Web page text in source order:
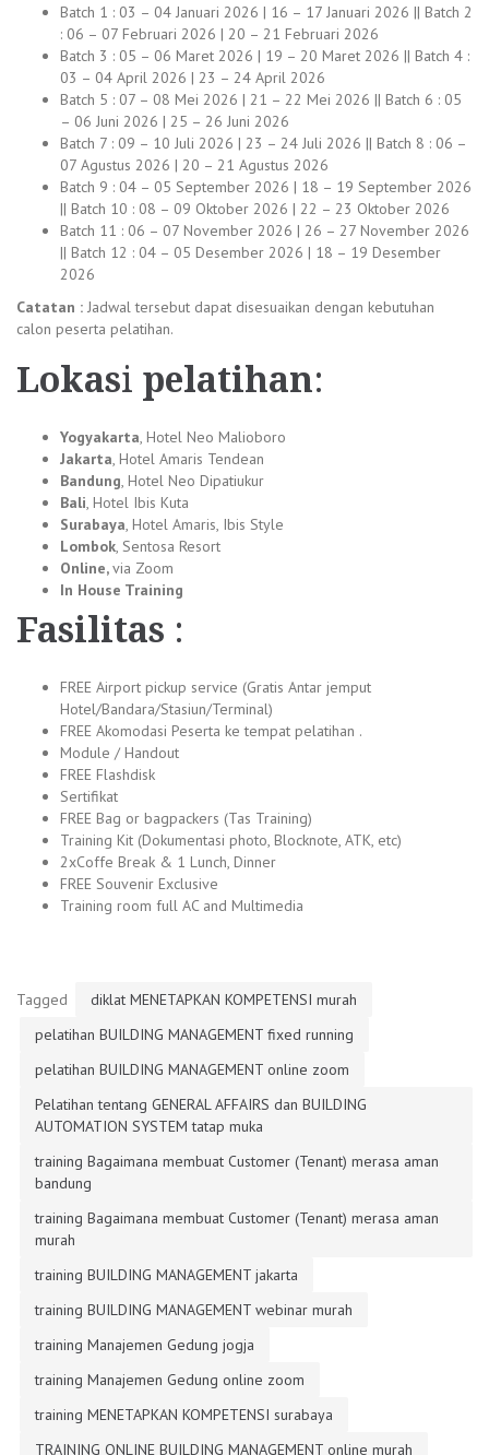
Batch 1 : 03 – 04 Januari 2026 | 16 – 17 Januari 2026 || Batch 2
: 06 – 07 Februari 2026 | 20 – 21 Februari 2026
Batch 3 : 05 – 06 Maret 2026 | 19 – 20 Maret 2026 || Batch 4 :
03 – 04 April 2026 | 23 – 24 April 2026
Batch 5 : 07 – 08 Mei 2026 | 21 – 22 Mei 2026 || Batch 6 : 05
– 06 Juni 2026 | 25 – 26 Juni 2026
Batch 7 : 09 – 10 Juli 2026 | 23 – 24 Juli 2026 || Batch 8 : 06 –
07 Agustus 2026 | 20 – 21 Agustus 2026
Batch 9 : 04 – 05 September 2026 | 18 – 19 September 2026
|| Batch 10 : 08 – 09 Oktober 2026 | 22 – 23 Oktober 2026
Batch 11 : 06 – 07 November 2026 | 26 – 27 November 2026
|| Batch 12 : 04 – 05 Desember 2026 | 18 – 19 Desember
2026
Catatan : Jadwal tersebut dapat disesuaikan dengan kebutuhan
calon peserta pelatihan.
Lokasi pelatihan:
Yogyakarta, Hotel Neo Malioboro
Jakarta, Hotel Amaris Tendean
Bandung, Hotel Neo Dipatiukur
Bali, Hotel Ibis Kuta
Surabaya, Hotel Amaris, Ibis Style
Lombok, Sentosa Resort
Online,via Zoom
In House Training
Fasilitas :
FREE Airport pickup service (Gratis Antar jemput
Hotel/Bandara/Stasiun/Terminal)
FREE Akomodasi Peserta ke tempat pelatihan .
Module / Handout
FREE Flashdisk
Sertifikat
FREE Bag or bagpackers (Tas Training)
Training Kit (Dokumentasi photo, Blocknote, ATK, etc)
2xCoffe Break & 1 Lunch, Dinner
FREE Souvenir Exclusive
Training room full AC and Multimedia
Tagged
diklat MENETAPKAN KOMPETENSI murah
pelatihan BUILDING MANAGEMENT fixed running
pelatihan BUILDING MANAGEMENT online zoom
Pelatihan tentang GENERAL AFFAIRS dan BUILDING
AUTOMATION SYSTEM tatap muka
training Bagaimana membuat Customer (Tenant) merasa aman
bandung
training Bagaimana membuat Customer (Tenant) merasa aman
murah
training BUILDING MANAGEMENT jakarta
training BUILDING MANAGEMENT webinar murah
training Manajemen Gedung jogja
training Manajemen Gedung online zoom
training MENETAPKAN KOMPETENSI surabaya
TRAINING ONLINE BUILDING MANAGEMENT online murah